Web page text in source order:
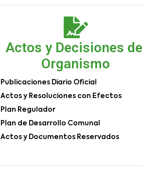
Actos y Decisiones
Organismo
Publicaciones Diario Oficial
Actos y Resoluciones con Efectos
Plan Regulador
Plan de Desarrollo Comunal
Actos y Documentos Reservados